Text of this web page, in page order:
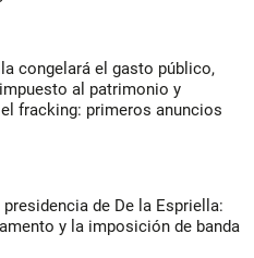
congelará el gasto público,
al patrimonio y
fracking: primeros anuncios
de De la Espriella:
y la imposición de banda